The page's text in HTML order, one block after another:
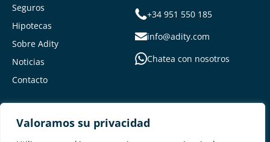
Valoramos su privacidad
Seguros
Hipotecas
Sobre Adity
Noticias
Contacto
+34 951 550 185
info@adity.com
Chatea con nosotros